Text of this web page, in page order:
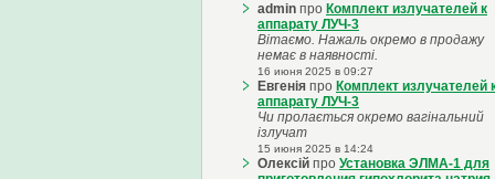
admin про Комплект излучателей к
аппарату ЛУЧ-3
Вітаємо. Нажаль окремо в продажу
немає в наявності.
16 июня 2025 в 09:27
Евгенія про Комплект излучателей
аппарату ЛУЧ-3
Чи пролається окремо вагінальний
ізлучат
15 июня 2025 в 14:24
Олексій про Установка ЭЛМА-1 для